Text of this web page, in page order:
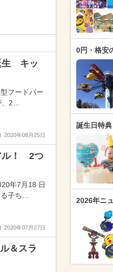
生 キッ
フードパー
2…
2020年08月25日
ル！ 2つ
年7月18 日
子ち…
2020年07月27日
＆スラ
0円・格安
誕生日特
2026年ニ